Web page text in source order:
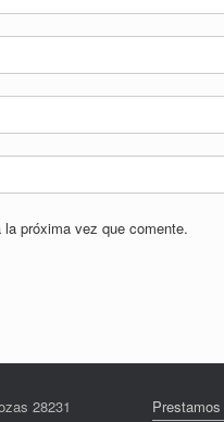
próxima vez que comente.
28231